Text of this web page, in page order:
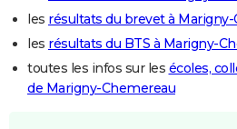
les résultats du brevet à
les résultats du BTS à Marigny-
toutes les infos sur les écoles,
de Marigny-Chemereau